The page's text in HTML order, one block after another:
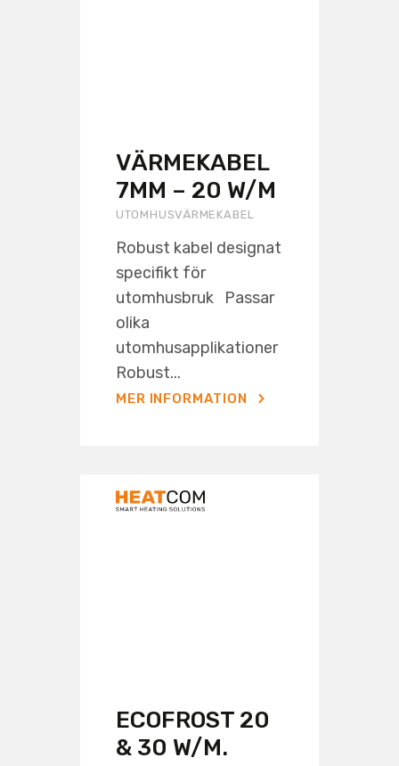
VÄRMEKABEL
7MM – 20 W/M
UTOMHUSVÄRMEKABEL
Robust kabel designat
specifikt för
utomhusbruk Passar
olika
utomhusapplikationer
Robust...
MER INFORMATION
ECOFROST 20
& 30 W/M.